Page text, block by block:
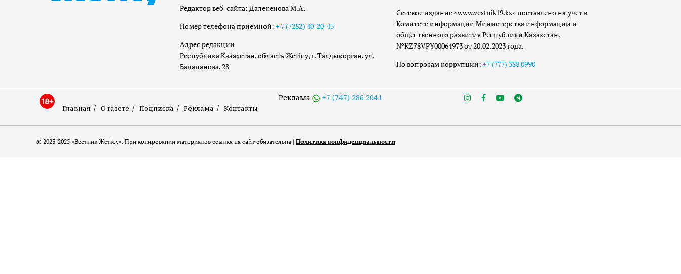
Редактор веб-сайта: Далекенова М.А.
Номер телефона приёмной: + 7 (7282) 40-20-43
Адрес редакции
Республика Казахстан, область Жетісу, г. Талдыкорган, ул.
Балапанова, 28
Сетевое издание «www.vestnik19.kz» поставлено на учет в
Комитете информации Министерства информации и
общественного развития Республики Казахстан.
№KZ78VPY00064973 от 20.02.2023 года.
По вопросам коррупции: +7 (777) 388 0990
Главная О газете Подписка Реклама Контакты
Реклама +7 (747) 286 2041
© 2023-2025 «Вестник Жетісу». При копировании материалов ссылка на сайт обязательна | Политика конфиденциальности